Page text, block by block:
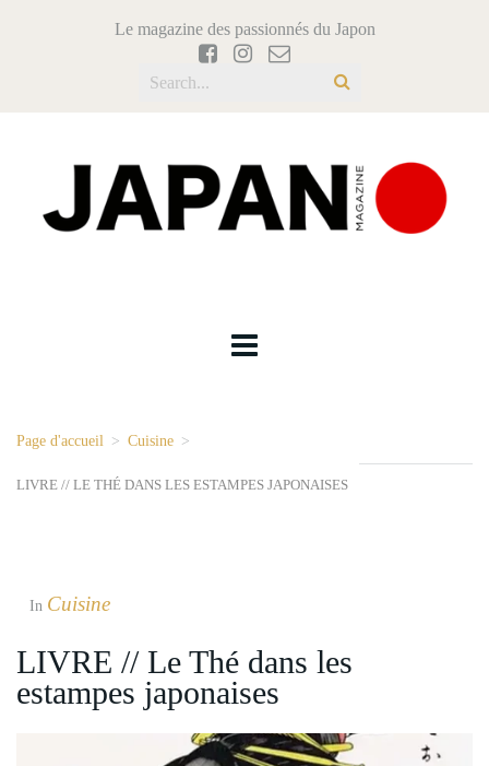
Le magazine des passionnés du Japon
Page d'accueil > Cuisine >
LIVRE // LE THÉ DANS LES ESTAMPES JAPONAISES
In Cuisine
LIVRE // Le Thé dans les
estampes japonaises